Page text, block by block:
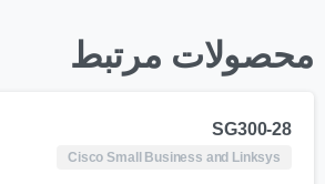
محصولات مرتبط
SG300-28
Cisco Small Business and Linksys